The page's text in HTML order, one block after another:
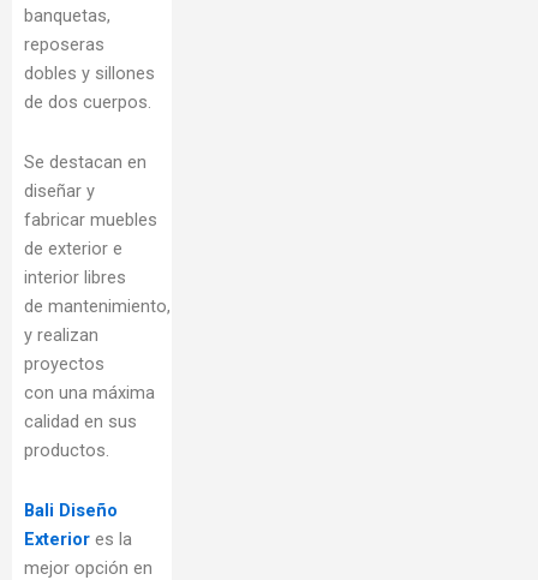
banquetas,
reposeras
dobles y sillones
de dos cuerpos.
Se destacan en
diseñar y
fabricar muebles
de exterior e
interior libres
de mantenimiento,
y realizan
proyectos
con una máxima
calidad en sus
productos.
Bali Diseño
Exterior es la
mejor opción en